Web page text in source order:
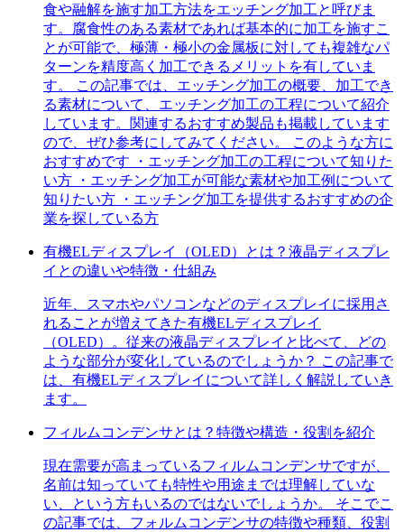
食や融解を施す加工方法をエッチング加工と呼びま
す。腐食性のある素材であれば基本的に加工を施すこ
とが可能で、極薄・極小の金属板に対しても複雑なパ
ターンを精度高く加工できるメリットを有していま
す。 この記事では、エッチング加工の概要、加工でき
る素材について、エッチング加工の工程について紹介
しています。関連するおすすめ製品も掲載しています
ので、ぜひ参考にしてみてください。 このような方に
おすすめです ・エッチング加工の工程について知りた
い方 ・エッチング加工が可能な素材や加工例について
知りたい方 ・エッチング加工を提供するおすすめの企
業を探している方
有機ELディスプレイ（OLED）とは？液晶ディスプレ
イとの違いや特徴・仕組み
近年、スマホやパソコンなどのディスプレイに採用さ
れることが増えてきた有機ELディスプレイ
（OLED）。従来の液晶ディスプレイと比べて、どの
ような部分が変化しているのでしょうか？ この記事で
は、有機ELディスプレイについて詳しく解説していき
ます。
フィルムコンデンサとは？特徴や構造・役割を紹介
現在需要が高まっているフィルムコンデンサですが、
名前は知っていても特性や用途までは理解していな
い、という方もいるのではないでしょうか。 そこでこ
の記事では、フォルムコンデンサの特徴や種類、役割